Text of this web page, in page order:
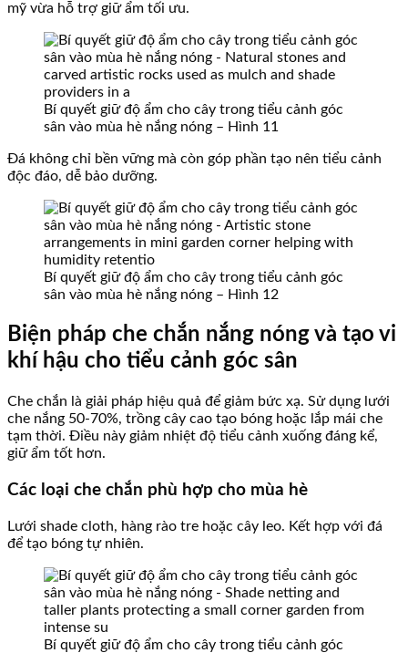
mỹ vừa hỗ trợ giữ ẩm tối ưu.
Bí quyết giữ độ ẩm cho cây trong tiểu cảnh góc
sân vào mùa hè nắng nóng – Hình 11
Đá không chỉ bền vững mà còn góp phần tạo nên tiểu cảnh
độc đáo, dễ bảo dưỡng.
Bí quyết giữ độ ẩm cho cây trong tiểu cảnh góc
sân vào mùa hè nắng nóng – Hình 12
Biện pháp che chắn nắng nóng và tạo vi
khí hậu cho tiểu cảnh góc sân
Che chắn là giải pháp hiệu quả để giảm bức xạ. Sử dụng lưới
che nắng 50-70%, trồng cây cao tạo bóng hoặc lắp mái che
tạm thời. Điều này giảm nhiệt độ tiểu cảnh xuống đáng kể,
giữ ẩm tốt hơn.
Các loại che chắn phù hợp cho mùa hè
Lưới shade cloth, hàng rào tre hoặc cây leo. Kết hợp với đá
để tạo bóng tự nhiên.
Bí quyết giữ độ ẩm cho cây trong tiểu cảnh góc